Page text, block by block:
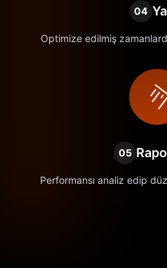
04
Optimize edilmiş
05
Performansı analiz edip